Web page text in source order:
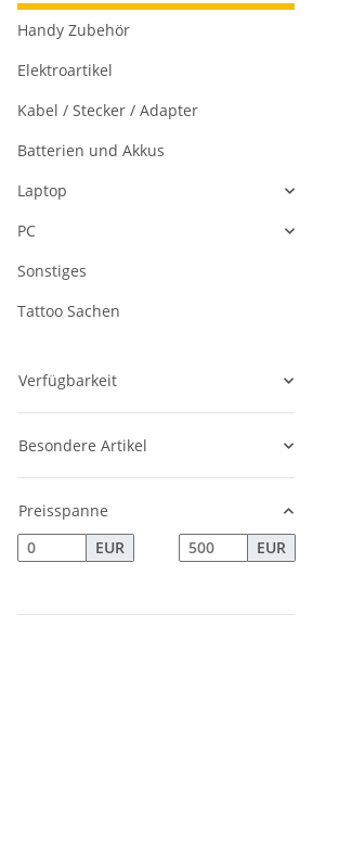
Handy Zubehör
Elektroartikel
Kabel / Stecker / Adapter
Batterien und Akkus
Laptop
PC
Sonstiges
Tattoo Sachen
Verfügbarkeit
Besondere Artikel
Preisspanne
EUR
EUR